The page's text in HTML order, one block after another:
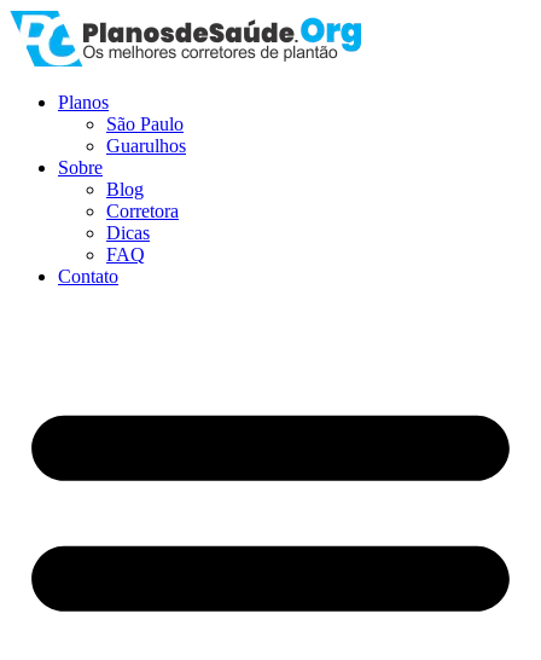
Ir
para
Planos
São Paulo
Guarulhos
Sobre
Blog
Corretora
Dicas
FAQ
Contato